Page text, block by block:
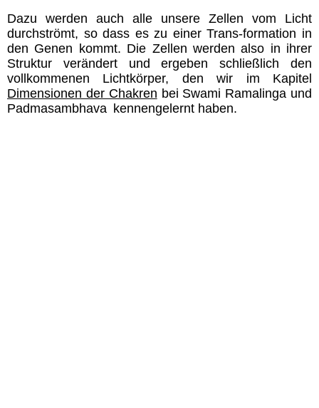
Dazu werden auch alle unsere Zellen vom Licht
durchströmt, so dass es zu einer Trans-formation in
den Genen kommt. Die Zellen werden also in ihrer
Struktur verändert und ergeben schließlich den
vollkommenen Lichtkörper, den wir im Kapitel
Dimensionen der Chakren bei Swami Ramalinga und
Padmasambhava kennengelernt haben.